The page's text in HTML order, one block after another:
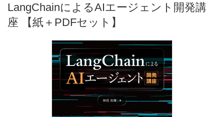
LangChainによるAIエージェント開発講
座 【紙＋PDFセット】